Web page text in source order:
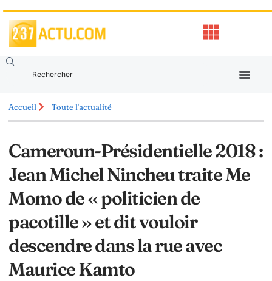
Accueil Toute l'actualité
Cameroun-Présidentielle 2018 :
Jean Michel Nincheu traite Me
Momo de « politicien de
pacotille » et dit vouloir
descendre dans la rue avec
Maurice Kamto